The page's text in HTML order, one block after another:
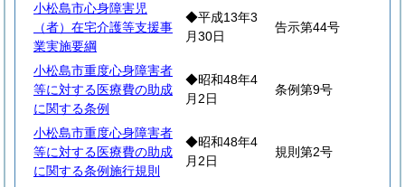
小松島市心身障害児
（者）在宅介護等支援事
業実施要綱
◆平成13年3
月30日
告示第44号
小松島市重度心身障害者
等に対する医療費の助成
に関する条例
◆昭和48年4
月2日
条例第9号
小松島市重度心身障害者
等に対する医療費の助成
に関する条例施行規則
◆昭和48年4
月2日
規則第2号